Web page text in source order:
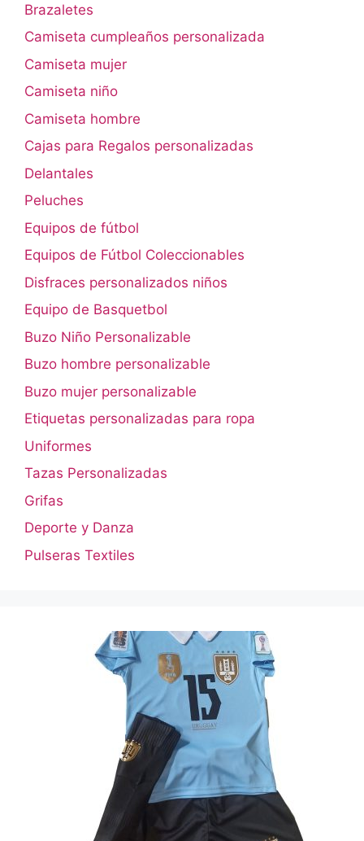
Brazaletes
Camiseta cumpleaños personalizada
Camiseta mujer
Camiseta niño
Camiseta hombre
Cajas para Regalos personalizadas
Delantales
Peluches
Equipos de fútbol
Equipos de Fútbol Coleccionables
Disfraces personalizados niños
Equipo de Basquetbol
Buzo Niño Personalizable
Buzo hombre personalizable
Buzo mujer personalizable
Etiquetas personalizadas para ropa
Uniformes
Tazas Personalizadas
Grifas
Deporte y Danza
Pulseras Textiles